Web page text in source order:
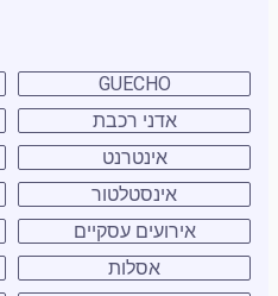
GUECHO
אדני רכבת
אינטרנט
אינסטלטור
אירועים עסקיים
אסלות